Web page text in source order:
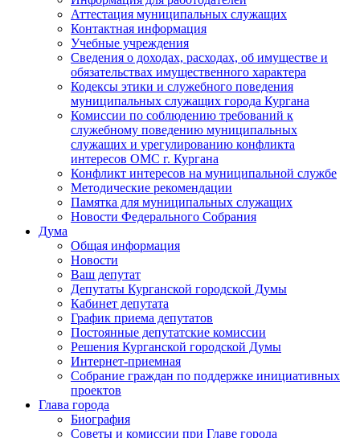
Аттестация муниципальных служащих
Контактная информация
Учебные учреждения
Сведения о доходах, расходах, об имуществе и
обязательствах имущественного характера
Кодексы этики и служебного поведения
муниципальных служащих города Кургана
Комиссии по соблюдению требований к
служебному поведению муниципальных
служащих и урегулированию конфликта
интересов ОМС г. Кургана
Конфликт интересов на муниципальной службе
Методические рекомендации
Памятка для муниципальных служащих
Новости Федерального Cобрания
Дума
Общая информация
Новости
Ваш депутат
Депутаты Курганской городской Думы
Кабинет депутата
График приема депутатов
Постоянные депутатские комиссии
Решения Курганской городской Думы
Интернет-приемная
Собрание граждан по поддержке инициативных
проектов
Глава города
Биография
Советы и комиссии при Главе города